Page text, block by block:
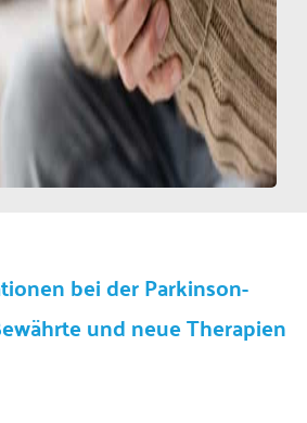
bei der Parkinson-
und neue Therapien